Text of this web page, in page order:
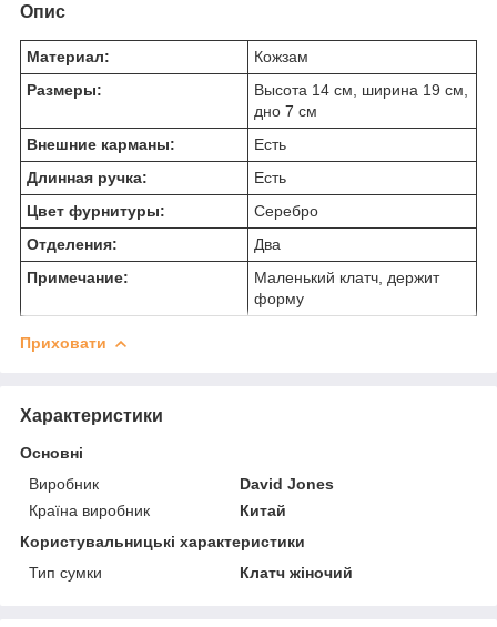
Опис
Материал:
Кожзам
Размеры:
Высота 14 см, ширина 19 см,
дно 7 см
Внешние карманы:
Есть
Длинная ручка:
Есть
Цвет фурнитуры:
Серебро
Отделения:
Два
Примечание:
Маленький клатч, держит
форму
Приховати
Характеристики
Основні
Виробник
David Jones
Країна виробник
Китай
Користувальницькі характеристики
Тип сумки
Клатч жіночий